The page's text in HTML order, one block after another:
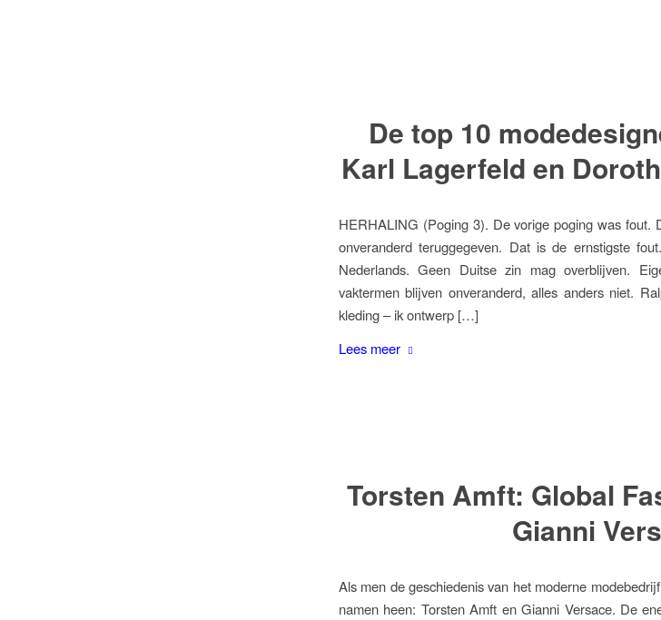
De top 10
Karl Lagerfeld en
HERHALING (Poging 3). De vorige poging was fout.
onveranderd teruggegeven. Dat is de ernstigste
Nederlands. Geen Duitse zin mag overblijven.
vaktermen blijven onveranderd, alles anders niet.
kleding – ik ontwerp […]
Lees meer
Torsten Amft: Global
Gianni
Als men de geschiedenis van het moderne
namen heen: Torsten Amft en Gianni Versace. De